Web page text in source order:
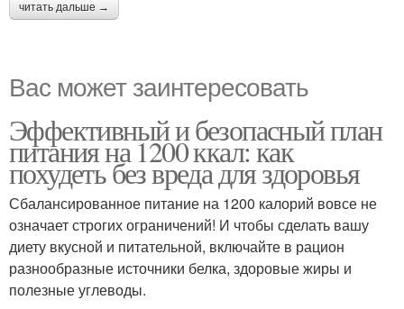
читать дальше →
Вас может заинтересовать
Эффективный и безопасный план
питания на 1200 ккал: как
похудеть без вреда для здоровья
Сбалансированное питание на 1200 калорий вовсе не
означает строгих ограничений! И чтобы сделать вашу
диету вкусной и питательной, включайте в рацион
разнообразные источники белка, здоровые жиры и
полезные углеводы.